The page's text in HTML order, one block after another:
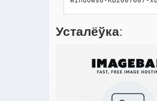
Усталёўка: